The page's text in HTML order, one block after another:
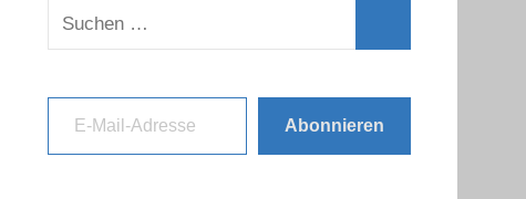
Suchen
nach:
E-Mail-Adresse
Abonnieren